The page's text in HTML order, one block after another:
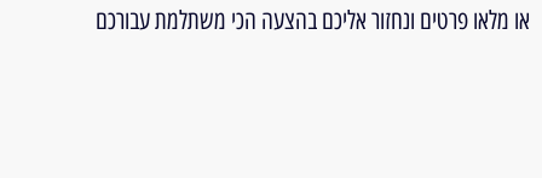
או מלאו פרטים ונחזור אליכם בהצעה הכי משתלמת עבורכם